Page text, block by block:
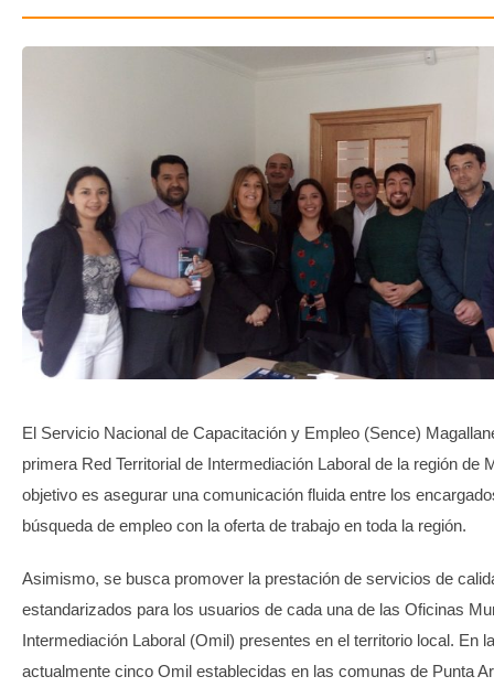
GALERIA DE FOTOS
APP MÓVIL
TRANSPARENCIA
El Servicio Nacional de Capacitación y Empleo (Sence)
primera Red Territorial de Intermediación Laboral de la región de
objetivo es asegurar una comunicación fluida entre los
búsqueda de empleo con la oferta de trabajo en toda la región.
Asimismo, se busca promover la prestación de servicios de
estandarizados para los usuarios de cada una de las Oficinas
Intermediación Laboral (Omil) presentes en el territorio local. En
actualmente cinco Omil establecidas en las comunas de Punta